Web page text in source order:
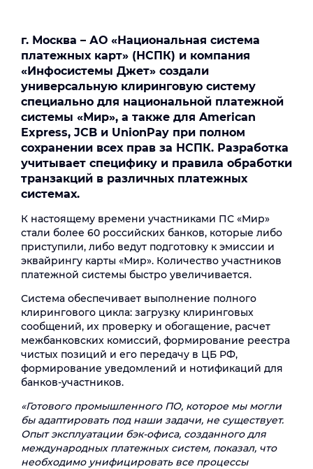
г. Москва – АО «Национальная система
платежных карт» (НСПК) и компания
«Инфосистемы Джет» создали
универсальную клиринговую систему
специально для национальной платежной
системы «Мир», а также для American
Express, JCB и UnionPay при полном
сохранении всех прав за НСПК. Разработка
учитывает специфику и правила обработки
транзакций в различных платежных
системах.
К настоящему времени участниками ПС «Мир»
стали более 60 российских банков, которые либо
приступили, либо ведут подготовку к эмиссии и
эквайрингу карты «Мир». Количество участников
платежной системы быстро увеличивается.
Система обеспечивает выполнение полного
клирингового цикла: загрузку клиринговых
сообщений, их проверку и обогащение, расчет
межбанковских комиссий, формирование реестра
чистых позиций и его передачу в ЦБ РФ,
формирование уведомлений и нотификаций для
банков-участников.
«Готового промышленного ПО, которое мы могли
бы адаптировать под наши задачи, не существует.
Опыт эксплуатации бэк-офиса, созданного для
международных платежных систем, показал, что
необходимо унифицировать все процессы